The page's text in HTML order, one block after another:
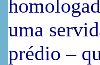
uma
prédio –